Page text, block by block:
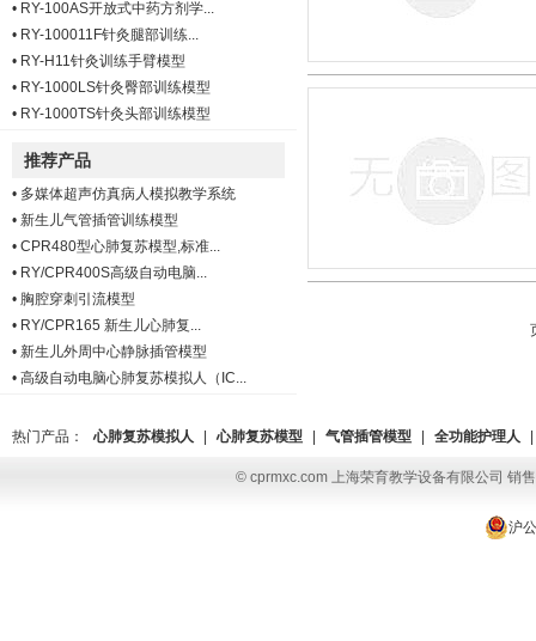
• RY-100AS开放式中药方剂学...
• RY-100011F针灸腿部训练...
• RY-H11针灸训练手臂模型
• RY-1000LS针灸臀部训练模型
• RY-1000TS针灸头部训练模型
推荐产品
• 多媒体超声仿真病人模拟教学系统
• 新生儿气管插管训练模型
• CPR480型心肺复苏模型,标准...
• RY/CPR400S高级自动电脑...
• 胸腔穿刺引流模型
• RY/CPR165 新生儿心肺复...
• 新生儿外周中心静脉插管模型
• 高级自动电脑心肺复苏模拟人（IC...
热门产品： 心肺复苏模拟人 心肺复苏模型 气管插管模型 全功能护理人
© cprmxc.com 上海荣育教学设备有限公司 销
沪